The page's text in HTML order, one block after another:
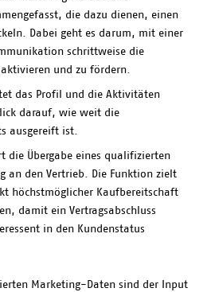
die dazu dienen, einen
Dabei geht es darum, mit einer
schrittweise die
und zu fördern.
das Profil und die Aktivitäten
darauf, wie weit die
ausgereift ist.
die Übergabe eines qualifizierten
an den Vertrieb. Die Funktion zielt
höchstmöglicher Kaufbereitschaft
damit ein Vertragsabschluss
in den Kundenstatus
Marketing-Daten sind der Input